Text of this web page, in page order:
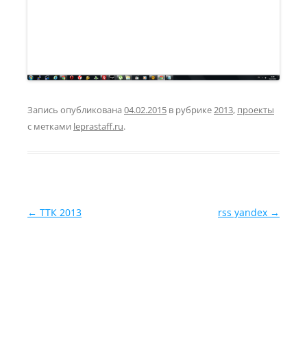
Запись опубликована 04.02.2015 в рубрике2013, проекты
с метками leprastaff.ru.
Навигация по записям
← ТТК 2013 rss yandex →